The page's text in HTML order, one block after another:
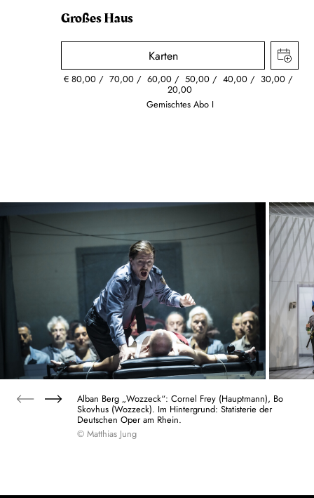
Großes Haus
Karten
€80,00 70,00 60,00 50,00 40,00 30,00
20,00
Gemischtes Abo I
Alban Berg „Wozzeck“: Cornel Frey (Hauptmann), Bo
Skovhus (Wozzeck). Im Hintergrund: Statisterie der
Deutschen Oper am Rhein.
© Matthias Jung